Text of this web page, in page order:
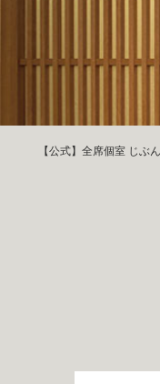
【公式】全席個室 じぶ